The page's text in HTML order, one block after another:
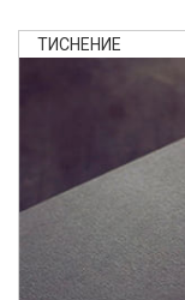
ТИСНЕНИЕ